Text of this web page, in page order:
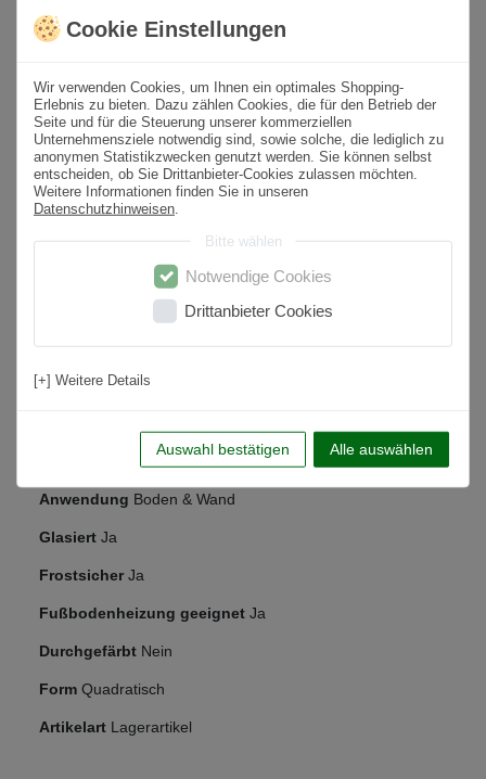
Stärke / Höhe (mm) 9
Paketinhalt 2,88 m² /2St.
Sortierung 1. Wahl
Oberfläche Poliert
Feinsteinzeug
Nutzungsbereich Wohnbereich, Küche, Badezimmer, Flur,
Anwendung Boden & Wand
Glasiert Ja
Frostsicher Ja
Fußbodenheizung geeignet Ja
Durchgefärbt Nein
Form Quadratisch
Artikelart Lagerartikel
Cookie Einstellungen
Wir verwenden Cookies, um Ihnen ein optimales Shopping-
Erlebnis zu bieten. Dazu zählen Cookies, die für den Betrieb der
Seite und für die Steuerung unserer kommerziellen
Unternehmensziele notwendig sind, sowie solche, die lediglich zu
anonymen Statistikzwecken genutzt werden. Sie können selbst
entscheiden, ob Sie Drittanbieter-Cookies zulassen möchten.
Weitere Informationen finden Sie in unseren
Datenschutzhinweisen
Bitte wählen
Notwendige Cookies
Drittanbieter Cookies
[+] Weitere Details
Auswahl bestätigen Alle auswählen